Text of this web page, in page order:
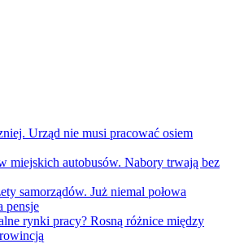
Urząd nie musi pracować osiem
miejskich autobusów. Nabory trwają bez
samorządów. Już niemal połowa
pensje
rynki pracy? Rosną różnice między